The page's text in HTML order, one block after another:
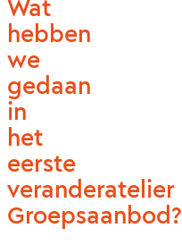
Wat
hebben
we
gedaan
in
het
eerste
veranderatelier
Groepsaanbod?